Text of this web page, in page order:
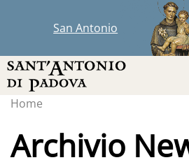
San Antonio
Home
Archivio